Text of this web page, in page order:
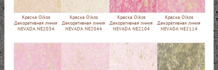
Краска Oikos
Декоративная линия
NEVADA NE2034
Краска Oikos
Декоративная линия
NEVADA NE2044
Краска Oikos
Декоративная линия
NEVADA NE2104
Краска Oikos
Декоративная линия
NEVADA NE2114